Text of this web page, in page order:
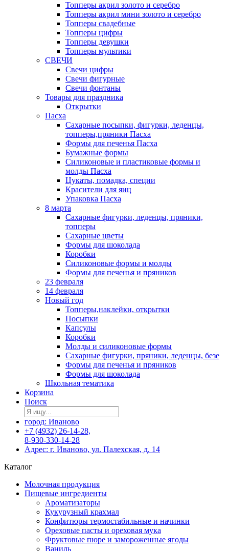
Топперы акрил золото и серебро
Топперы акрил мини золото и серебро
Топперы свадебные
Топперы цифры
Топперы девушки
Топперы мультики
СВЕЧИ
Свечи цифры
Свечи фигурные
Свечи фонтаны
Товары для праздника
Открытки
Пасха
Сахарные посыпки, фигурки, леденцы,
топперы,пряники Пасха
Формы для печенья Пасха
Бумажные формы
Силиконовые и пластиковые формы и
молды Пасха
Цукаты, помадка, специи
Красители для яиц
Упаковка Пасха
8 марта
Сахарные фигурки, леденцы, пряники,
топперы
Сахарные цветы
Формы для шоколада
Коробки
Силиконовые формы и молды
Формы для печенья и пряников
23 февраля
14 февраля
Новый год
Топперы,наклейки, открытки
Посыпки
Капсулы
Коробки
Молды и силиконовые формы
Сахарные фигурки, пряники, леденцы, безе
Формы для печенья и пряников
Формы для шоколада
Школьная тематика
Корзина
Поиск
город: Иваново
+7 (4932) 26-14-28,
8-930-330-14-28
Адрес: г. Иваново, ул. Палехская, д. 14
Каталог
Молочная продукция
Пищевые ингредиенты
Ароматизаторы
Кукурузный крахмал
Конфитюры термостабильные и начинки
Ореховые пасты и ореховая мука
Фруктовые пюре и замороженные ягоды
Ваниль